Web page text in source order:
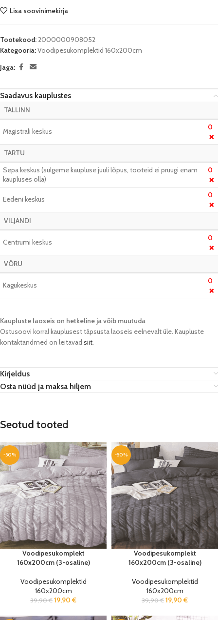
Lisa soovinimekirja
Tootekood:2000000908052
Kategooria:Voodipesukomplektid 160x200cm
Jaga:
Saadavus kauplustes
TALLINN
Magistrali keskus 0
❌
TARTU
Sepa keskus (sulgeme kaupluse juuli lõpus, tooteid ei pruugi enam
kaupluses olla)
0
❌
Eedeni keskus 0
❌
VILJANDI
Centrumi keskus 0
❌
VÕRU
Kagukeskus 0
❌
Kaupluste laoseis on hetkeline ja võib muutuda​
Ostusoovi korral kauplusest täpsusta laoseis eelnevalt üle. Kaupluste
kontaktandmed on leitavad siit.
Kirjeldus
Osta nüüd ja maksa hiljem
Seotud tooted
-50%
Voodipesukomplekt
160x200cm (3-osaline)
Voodipesukomplektid
160x200cm
39,90€ 19,90 €
-50%
Voodipesukomplekt
160x200cm (3-osaline)
Voodipesukomplektid
160x200cm
39,90€ 19,90 €